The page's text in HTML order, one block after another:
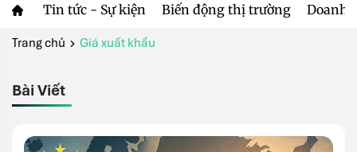
Tin tức - Sự kiện Biến động thị trường Doanh
Trang chủ Giá xuất khẩu
Bài Viết